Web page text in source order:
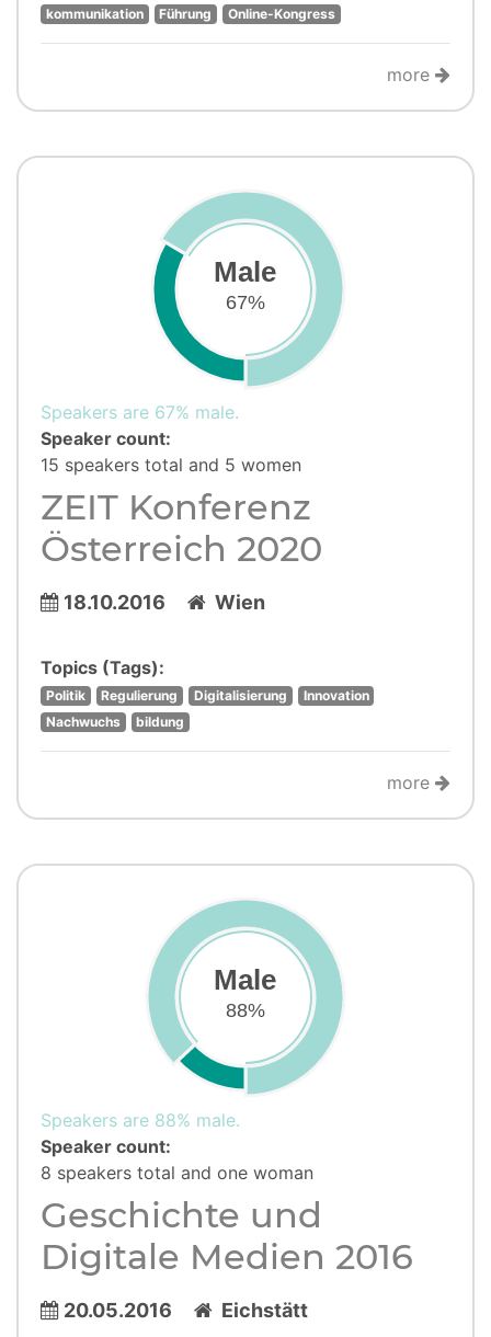
kommunikation Führung Online-Kongress
more
Male
67%
Speakers are 67% male.
Speaker count:
15 speakers total and 5 women
ZEIT Konferenz
Österreich 2020
18.10.2016 Wien
Topics (Tags):
Politik Regulierung Digitalisierung
Innovation
Nachwuchs
bildung
more
Male
88%
Speakers are 88% male.
Speaker count:
8 speakers total and one woman
Geschichte und
Digitale Medien 2016
20.05.2016 Eichstätt